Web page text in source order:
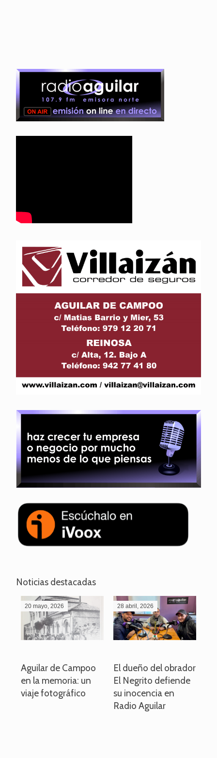
Noticias destacadas
20 mayo, 2026
Aguilar de Campoo
en la memoria: un
viaje fotográfico
28 abril, 2026
El dueño del obrador
El Negrito defiende
su inocencia en
Radio Aguilar